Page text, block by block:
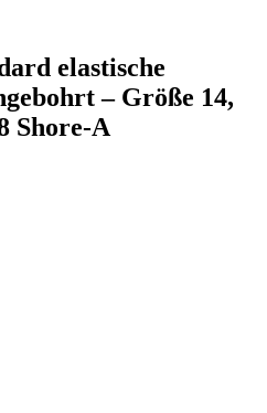
elastische
– Größe 14,
Shore-A